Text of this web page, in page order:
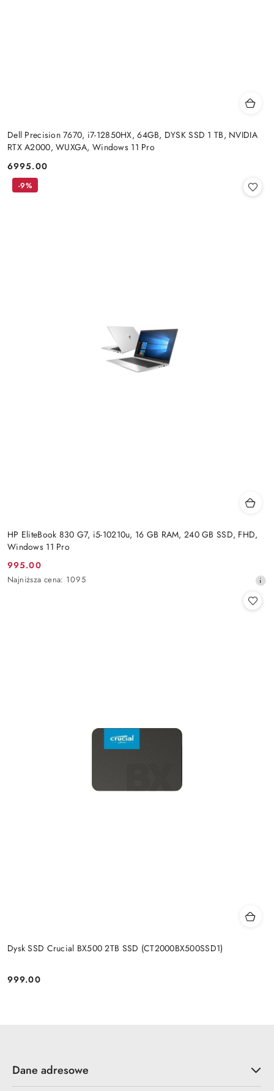
Dell Precision 7670, i7-12850HX, 64GB, DYSK SSD 1 TB, NVIDIA
RTX A2000, WUXGA, Windows 11 Pro
Cena:
6995.00
HP EliteBook 830 G7, i5-10210u, 16 GB RAM, 240 GB SSD, FHD,
Windows 11 Pro
Cena
promocyjna:
995.00
Najniższa
Najniższa cena: 1095
-9%
Dysk SSD Crucial BX500 2TB SSD (CT2000BX500SSD1)
Cena:
999.00
Dane adresowe